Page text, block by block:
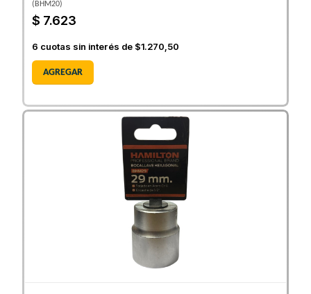
(BHM20)
$ 7.623
6 cuotas sin interés de $1.270,50
AGREGAR